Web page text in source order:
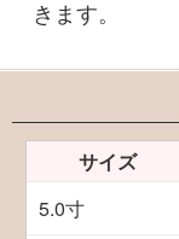
きます。
サイズ
5.0寸